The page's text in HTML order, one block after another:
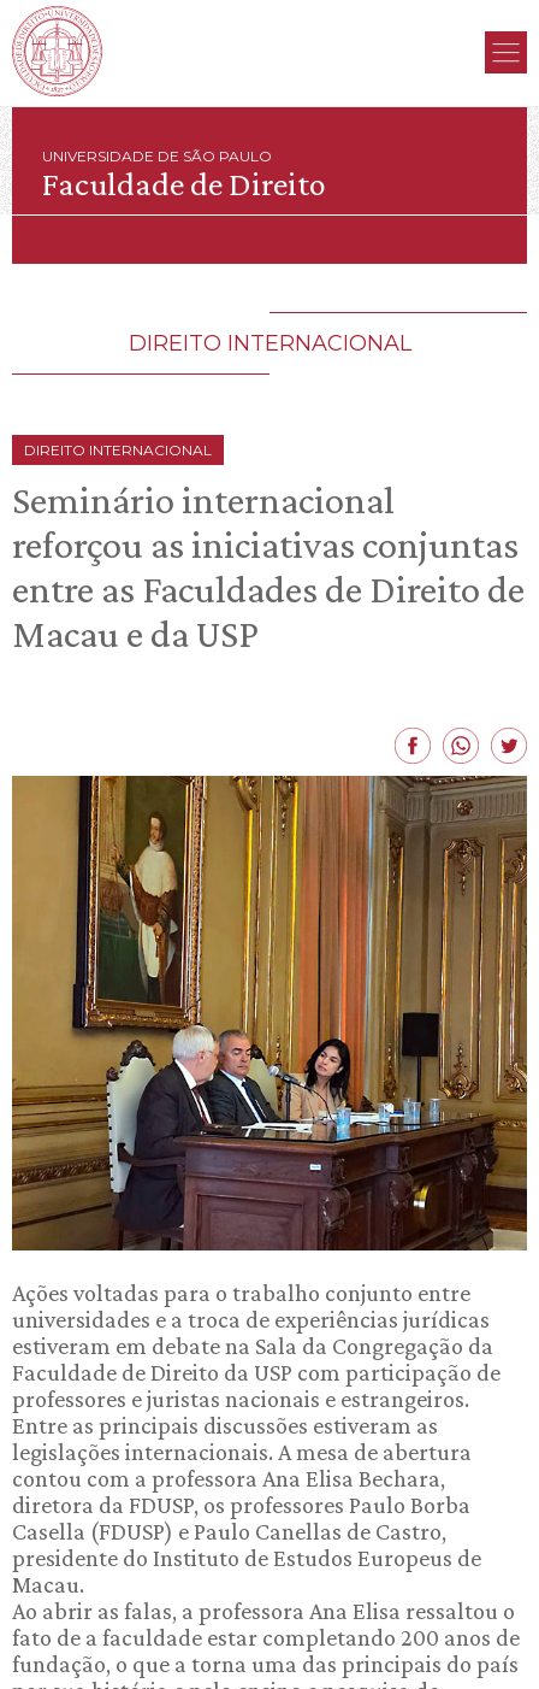
UNIVERSIDADE DE SÃO PAULO
Faculdade de Direito
DIREITO INTERNACIONAL
DIREITO INTERNACIONAL
Seminário internacional
reforçou as iniciativas conjuntas
entre as Faculdades de Direito de
Macau e da USP
Ações voltadas para o trabalho conjunto entre
universidades e a troca de experiências jurídicas
estiveram em debate na Sala da Congregação da
Faculdade de Direito da USP com participação de
professores e juristas nacionais e estrangeiros.
Entre as principais discussões estiveram as
legislações internacionais. A mesa de abertura
contou com a professora Ana Elisa Bechara,
diretora da FDUSP, os professores Paulo Borba
Casella (FDUSP) e Paulo Canellas de Castro,
presidente do Instituto de Estudos Europeus de
Macau.
Ao abrir as falas, a professora Ana Elisa ressaltou o
fato de a faculdade estar completando 200 anos de
fundação, o que a torna uma das principais do país